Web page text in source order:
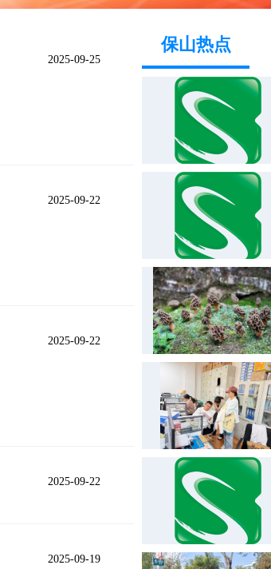
2025-09-25
2025-09-22
2025-09-22
2025-09-22
2025-09-19
保山热点